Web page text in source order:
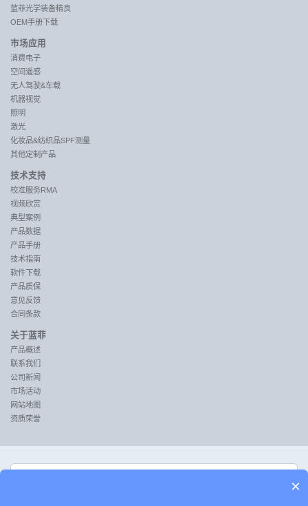
蓝菲光学装备精良
OEM手册下载
市场应用
消费电子
空间遥感
无人驾驶&车载
机器视觉
照明
激光
化妆品&纺织品SPF测量
其他定制产品
技术支持
校准服务RMA
视频欣赏
典型案例
产品数据
产品手册
技术指南
软件下载
产品质保
意见反馈
合同条款
关于蓝菲
产品概述
联系我们
公司新闻
市场活动
网站地图
资质荣誉
×